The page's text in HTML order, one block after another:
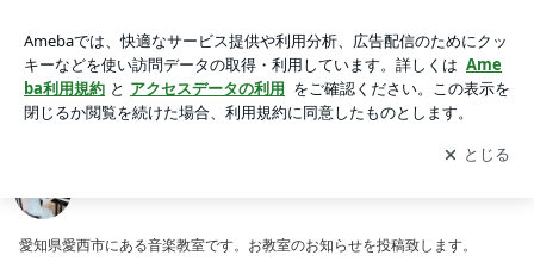
アプリをダウンロードして ブログの更新通知
を受け取りまし
ょう。
開く
愛知県愛西市にある音楽教室です。お教室のお知らせを投稿致します。